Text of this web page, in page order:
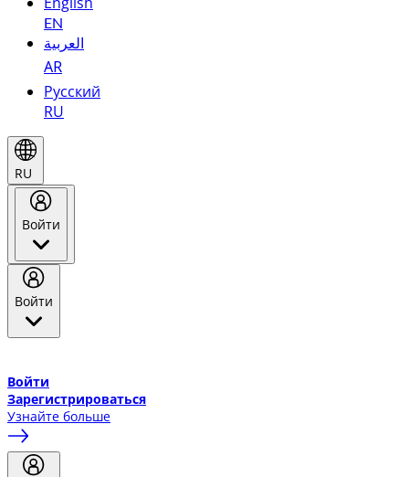
EN
العربية
AR
Русский
RU
RU
Войти
Войти
Войти
Зарегистрироваться
Узнайте больше